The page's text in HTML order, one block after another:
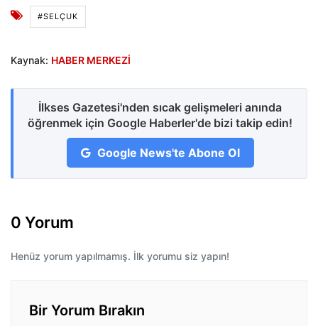
#SELÇUK
Kaynak: HABER MERKEZİ
İlkses Gazetesi'nden sıcak gelişmeleri anında
öğrenmek için Google Haberler'de bizi takip edin!
Google News'te Abone Ol
0 Yorum
Henüz yorum yapılmamış. İlk yorumu siz yapın!
Bir Yorum Bırakın